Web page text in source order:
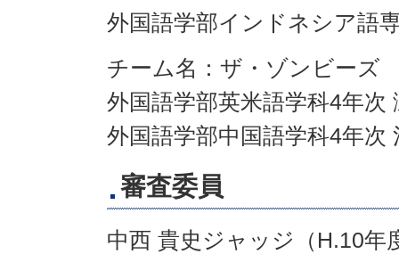
外国語学部インドネシア語
チーム名：ザ・ゾンビーズ
外国語学部英米語学科4年次
外国語学部中国語学科4年
審査委員
中西 貴史ジャッジ（H.10